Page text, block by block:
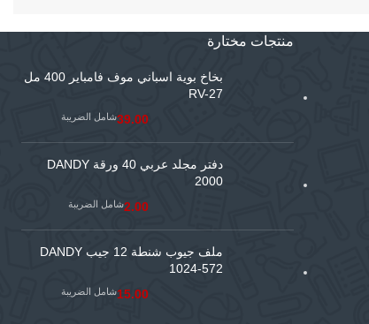
منتجات مختارة
بخاخ بوية اسباني موف فامباير 400 مل
RV-27
39.00شامل الضريبة
دفتر مجلد عربي 40 ورقة DANDY
2000
2.00شامل الضريبة
ملف جيوب شنطة 12 جيب DANDY
1024-572
15.00شامل الضريبة